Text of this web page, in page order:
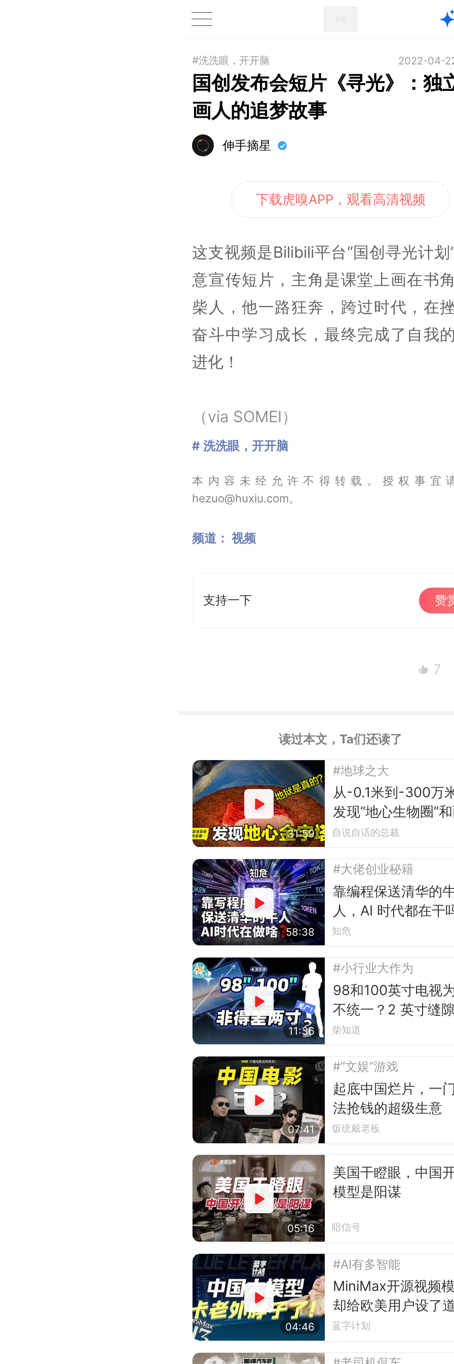
#洗洗眼，开开脑 2022-04-
国创发布会短片《寻光》：独
画人的追梦故事
伸手摘星
下载虎嗅APP，观看高清视频
这支视频是Bilibili平台“国创寻光计划
意宣传短片，主角是课堂上画在书
柴人，他一路狂奔，跨过时代，在
奋斗中学习成长，最终完成了自我
进化！
（via SOMEI）
# 洗洗眼，开开脑
本内容未经允许不得转载。授权事宜
hezuo@huxiu.com。
频道： 视频
支持一下 赞
7
读过本文，Ta们还读了
31:59
#地球之大
从-0.1米到-300万
发现“地心生物圈”
座“地心金字塔”
自说自话的总裁
58:38
#大佬创业秘籍
靠编程保送清华的
人，AI 时代都在干
知危
11:36
#小行业大作为
98和100英寸电视
不统一？2 英寸缝
的行业故事
柴知道
07:41
#“文娱”游戏
起底中国烂片，一
法抢钱的超级生意
饭统戴老板
05:16
美国干瞪眼，中国
模型是阳谋
暗信号
04:46
#AI有多智能
MiniMax开源视频模
却给欧美用户设了
槛
蓝字计划